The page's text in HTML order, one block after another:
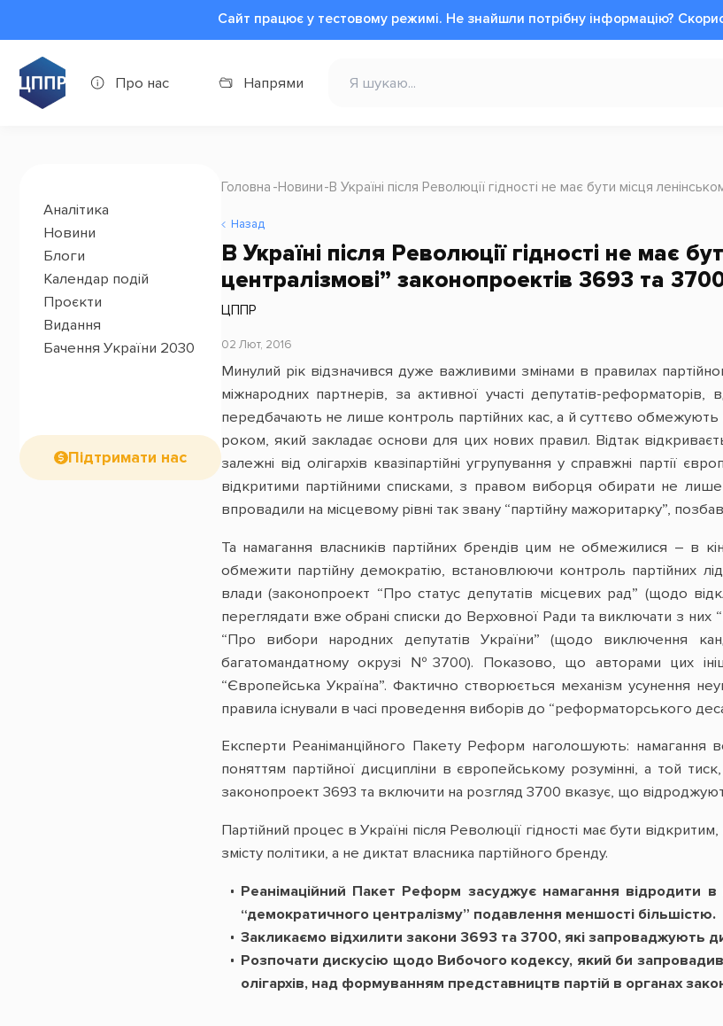
Сайт працює у тестовому режимі. Не знайшли потрібну інформацію?
Про нас Напрями
Аналітика
Новини
Блоги
Календар подій
Проєкти
Видання
Бачення України 2030
Підтримати нас
Головна Новини В Україні після Революції гідності не має бути місця
Назад
В Україні після Революції гідності не має
централізмові” законопроектів 3693 та
ЦППР
02 Лют, 2016
Минулий рік відзначився дуже важливими змінами в правилах
міжнародних партнерів, за активної участі депутатів-
передбачають не лише контроль партійних кас, а й суттєво
роком, який закладає основи для цих нових правил. Відтак
залежні від олігархів квазіпартійні угрупування у справжні
відкритими партійними списками, з правом виборця обирати не лише
впровадили на місцевому рівні так звану “партійну мажоритарку”,
Та намагання власників партійних брендів цим не обмежилися – в
обмежити партійну демократію, встановлюючи контроль партійних
влади (законопроект “Про статус депутатів місцевих рад” (щодо
переглядати вже обрані списки до Верховної Ради та виключати з
“Про вибори народних депутатів України” (щодо виключення
багатомандатному окрузі №3700). Показово, що авторами цих
“Європейська Україна”. Фактично створюється механізм усунення
правила існували в часі проведення виборів до “реформаторського
Експерти Реаніманційного Пакету Реформ наголошують: намагання
поняттям партійної дисципліни в європейському розумінні, а той
законопроект 3693 та включити на розгляд 3700 вказує, що
Партійний процес в Україні після Революції гідності має бути
змісту політики, а не диктат власника партійного бренду.
Реанімаційний Пакет Реформ засуджує намагання відродити в
“демократичного централізму” подавлення меншості більшістю.
Закликаємо відхилити закони 3693 та 3700, які запроваджують
Розпочати дискусію щодо Вибочого кодексу, який би
олігархів, над формуванням представництв партій в органах